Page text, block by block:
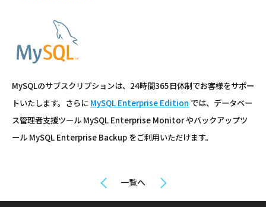
MySQLのサブスクリプションは、24時間365日体制でお客様をサポー
トいたします。さらに MySQL Enterprise Edition では、データベー
ス管理者支援ツール MySQL Enterprise Monitor やバックアップツ
ール MySQL Enterprise Backup をご利用いただけます。
一覧へ